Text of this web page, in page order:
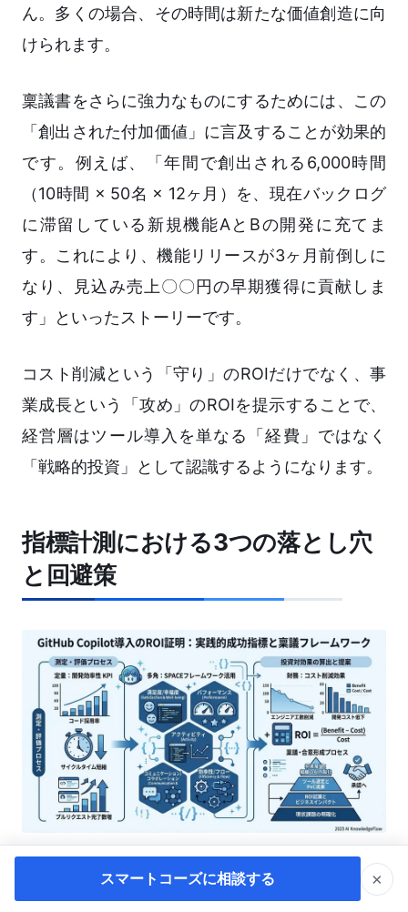
ん。多くの場合、その時間は新たな価値創造に向
けられます。
稟議書をさらに強力なものにするためには、この
「創出された付加価値」に言及することが効果的
です。例えば、「年間で創出される6,000時間
（10時間 × 50名 × 12ヶ月）を、現在バックログ
に滞留している新規機能AとBの開発に充てま
す。これにより、機能リリースが3ヶ月前倒しに
なり、見込み売上〇〇円の早期獲得に貢献しま
す」といったストーリーです。
コスト削減という「守り」のROIだけでなく、事
業成長という「攻め」のROIを提示することで、
経営層はツール導入を単なる「経費」ではなく
「戦略的投資」として認識するようになります。
指標計測における3つの落とし穴
と回避策
成功指標を設定し、ROIをシミュレーションした
スマートコーズに相談する ×